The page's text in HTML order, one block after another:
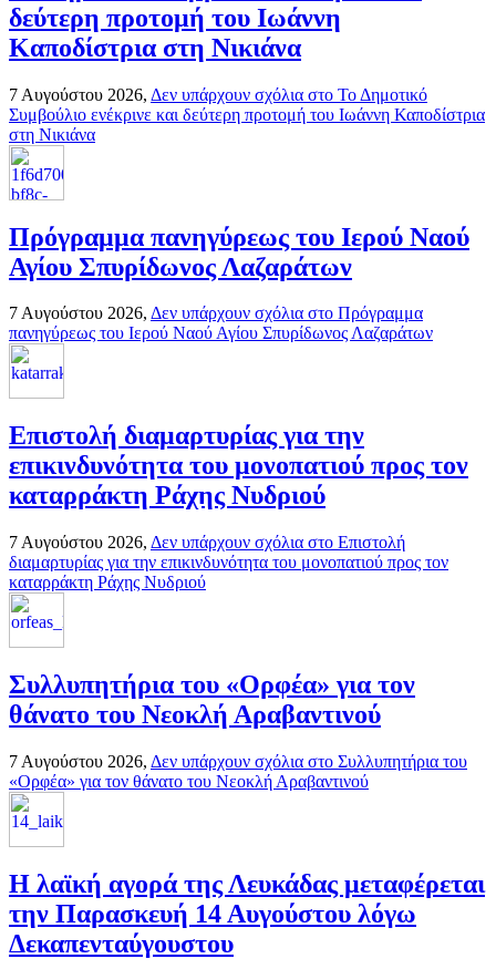
δεύτερη προτομή του Ιωάννη
Καποδίστρια στη Νικιάνα
7 Αυγούστου 2026, Δεν υπάρχουν σχόλια στο Το Δημοτικό
Συμβούλιο ενέκρινε και δεύτερη προτομή του Ιωάννη Καποδίστρια
στη Νικιάνα
Πρόγραμμα πανηγύρεως του Ιερού Ναού
Αγίου Σπυρίδωνος Λαζαράτων
7 Αυγούστου 2026, Δεν υπάρχουν σχόλια στο Πρόγραμμα
πανηγύρεως του Ιερού Ναού Αγίου Σπυρίδωνος Λαζαράτων
Επιστολή διαμαρτυρίας για την
επικινδυνότητα του μονοπατιού προς τον
καταρράκτη Ράχης Νυδριού
7 Αυγούστου 2026, Δεν υπάρχουν σχόλια στο Επιστολή
διαμαρτυρίας για την επικινδυνότητα του μονοπατιού προς τον
καταρράκτη Ράχης Νυδριού
Συλλυπητήρια του «Ορφέα» για τον
θάνατο του Νεοκλή Αραβαντινού
7 Αυγούστου 2026, Δεν υπάρχουν σχόλια στο Συλλυπητήρια του
«Ορφέα» για τον θάνατο του Νεοκλή Αραβαντινού
Η λαϊκή αγορά της Λευκάδας μεταφέρεται
την Παρασκευή 14 Αυγούστου λόγω
Δεκαπενταύγουστου